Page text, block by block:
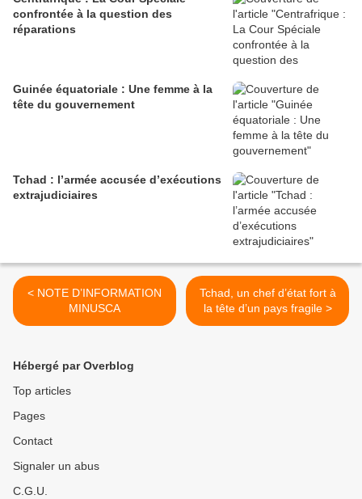
confrontée à la question des
réparations
Guinée équatoriale : Une femme à la
tête du gouvernement
Tchad : l’armée accusée d’exécutions
extrajudiciaires
< NOTE D’INFORMATION
MINUSCA
Tchad, un chef d’état fort à
la tête d’un pays fragile >
Hébergé par Overblog
Top articles
Pages
Contact
Signaler un abus
C.G.U.